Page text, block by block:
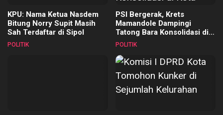
KPU: Nama Ketua Nasdem
Bitung Norry Supit Masih
Sah Terdaftar di Sipol
POLITIK
PSI Bergerak, Krets
Mamandole Dampingi
Tatong Bara Konsolidasi di
Kota Bitung
POLITIK